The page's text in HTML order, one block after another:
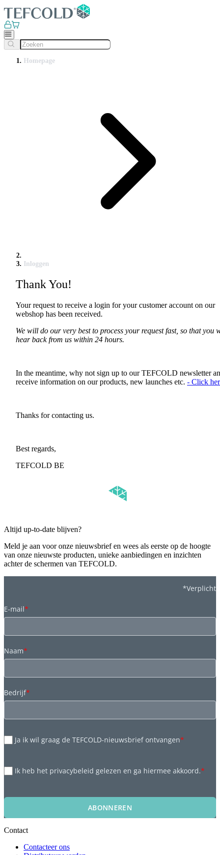
Homepage
Inloggen
Thank You!
Your request to receive a login for your customer account on our
webshop has been received.
We will do our very best to process your request fast, so that you
hear back from us within 24 hours.
In the meantime, why not sign up to our TEFCOLD newsletter
receive information on our products, new launches etc. - Click
Thanks for contacting us.
Best regards,
TEFCOLD BE
Altijd up-to-date blijven?
Meld je aan voor onze nieuwsbrief en wees als eerste op de hoogte
van onze nieuwste producten, unieke aanbiedingen en inzichten
achter de schermen van TEFCOLD.
*Verplicht
E-mail*
Naam*
Bedrijf*
Ja ik wil graag de TEFCOLD-nieuwsbrief ontvangen*
Ik heb het privacybeleid gelezen en ga hiermee akkoord.*
ABONNEREN
Contact
Contacteer ons